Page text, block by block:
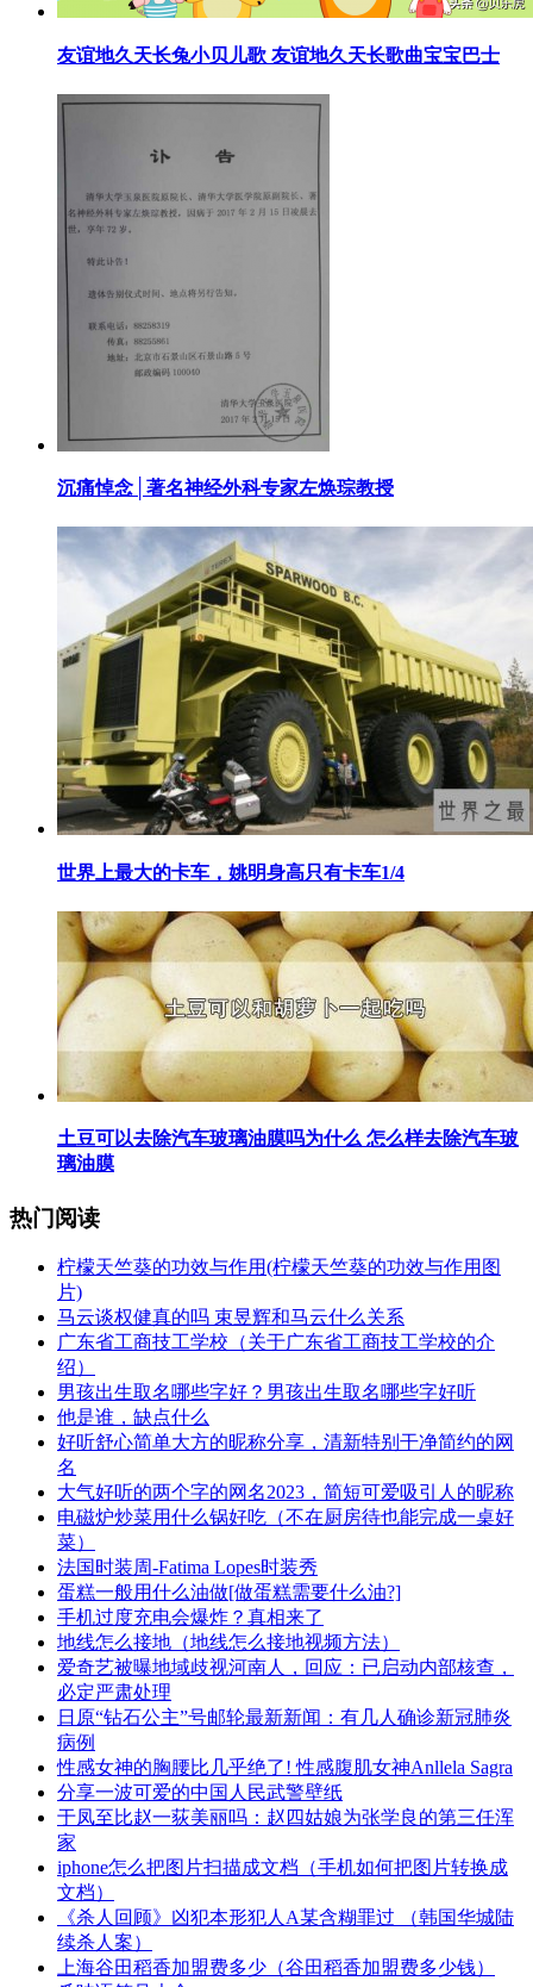
​友谊地久天长兔小贝儿歌 友谊地久天长歌曲宝宝巴士
​沉痛悼念│著名神经外科专家左焕琮教授
​世界上最大的卡车，姚明身高只有卡车1/4
​土豆可以去除汽车玻璃油膜吗为什么 怎么样去除汽车玻
璃油膜
热门阅读
​柠檬天竺葵的功效与作用(柠檬天竺葵的功效与作用图
片)
​马云谈权健真的吗 束昱辉和马云什么关系
​广东省工商技工学校（关于广东省工商技工学校的介
绍）
​男孩出生取名哪些字好？男孩出生取名哪些字好听
​他是谁，缺点什么
​好听舒心简单大方的昵称分享，清新特别干净简约的网
名
​大气好听的两个字的网名2023，简短可爱吸引人的昵称
电磁炉炒菜用什么锅好吃（不在厨房待也能完成一桌好
菜）
​法国时装周-Fatima Lopes时装秀
​蛋糕一般用什么油做[做蛋糕需要什么油?]
​手机过度充电会爆炸？真相来了
​地线怎么接地（地线怎么接地视频方法）
​爱奇艺被曝地域歧视河南人，回应：已启动内部核查，
必定严肃处理
​日原“钻石公主”号邮轮最新新闻：有几人确诊新冠肺炎
病例
​性感女神的胸腰比几乎绝了! 性感腹肌女神Anllela Sagra
​分享一波可爱的中国人民武警壁纸
​于凤至比赵一荻美丽吗：赵四姑娘为张学良的第三任浑
家
​iphone怎么把图片扫描成文档（手机如何把图片转换成
文档）
​《杀人回顾》凶犯本形犯人A某含糊罪过 （韩国华城陆
续杀人案）
​上海谷田稻香加盟费多少（谷田稻香加盟费多少钱）